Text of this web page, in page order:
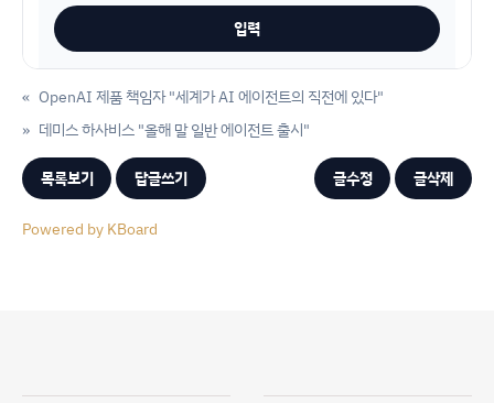
« OpenAI 제품 책임자 "세계가 AI 에이전트의 직전에 있다"
데미스 하사비스 "올해 말 일반 에이전트 출시"
»
목록보기 답글쓰기 글수정 글삭제
Powered by KBoard